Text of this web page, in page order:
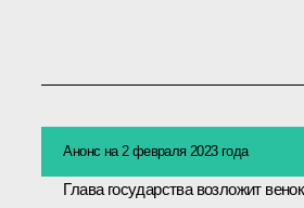
Анонс на 2 февраля 2023 года
Глава государства возложит